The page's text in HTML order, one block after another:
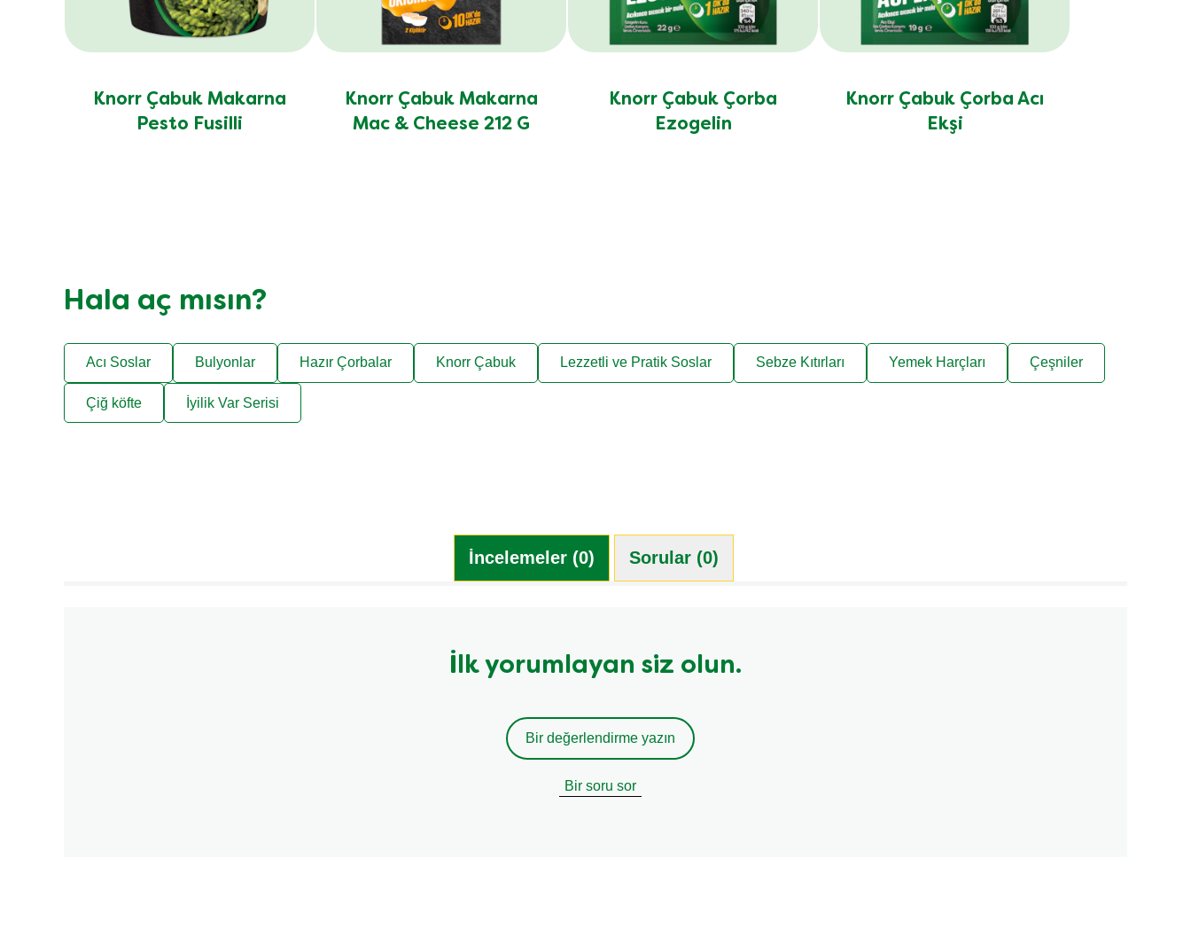
Knorr Çabuk Makarna
Pesto Fusilli
Knorr Çabuk Makarna
Mac & Cheese 212 G
Knorr Çabuk Çorba
Ezogelin
Knorr Çabuk Çorba Acı
Ekşi
Hala aç mısın?
Acı Soslar Bulyonlar Hazır Çorbalar Knorr Çabuk Lezzetli ve Pratik Soslar Sebze Kıtırları Yemek Harçları Çeşniler
Çiğ köfte İyilik Var Serisi
İncelemeler (0) Sorular (0)
İlk yorumlayan siz olun.
Bir değerlendirme yazın
Bir soru sor